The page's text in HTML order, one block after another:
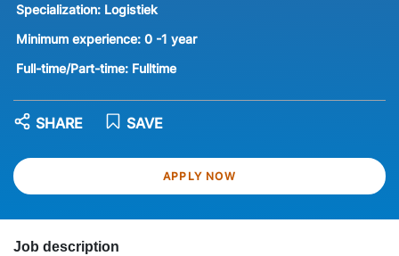
Specialization: Logistiek
Minimum experience: 0 -1 year
Full-time/Part-time: Fulltime
APPLY NOW
SAVE
SHARE
Job description